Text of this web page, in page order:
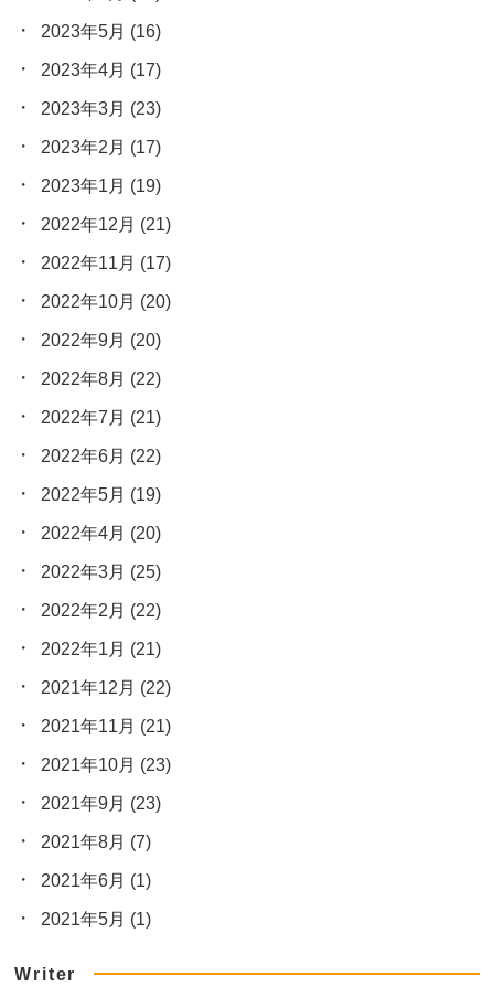
2023年5月 (16)
2023年4月 (17)
2023年3月 (23)
2023年2月 (17)
2023年1月 (19)
2022年12月 (21)
2022年11月 (17)
2022年10月 (20)
2022年9月 (20)
2022年8月 (22)
2022年7月 (21)
2022年6月 (22)
2022年5月 (19)
2022年4月 (20)
2022年3月 (25)
2022年2月 (22)
2022年1月 (21)
2021年12月 (22)
2021年11月 (21)
2021年10月 (23)
2021年9月 (23)
2021年8月 (7)
2021年6月 (1)
2021年5月 (1)
Writer